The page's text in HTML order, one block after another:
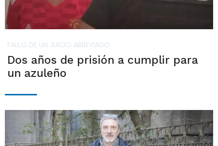
FALLO DE UN JUICIO ABREVIADO
Dos años de prisión a cumplir para
un azuleño